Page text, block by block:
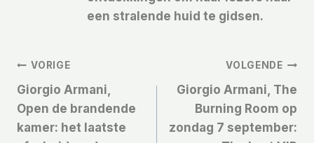
een stralende huid te gidsen.
Bericht
Navigatie
VORIGE
Giorgio Armani,
Open de brandende
kamer: het laatste
VOLGENDE
Giorgio Armani, The
Burning Room op
zondag 7 september: